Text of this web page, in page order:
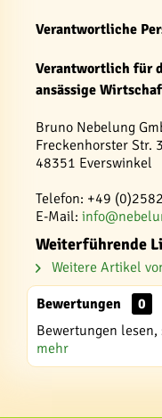
Verantwortliche
Verantwortlich für
ansässige
Bruno Nebelung
Freckenhorster Str.
48351 Everswinkel
Telefon: +49
E-Mail:
Weiterführende
Weitere Artikel
Bewertungen
0
Bewertungen
mehr